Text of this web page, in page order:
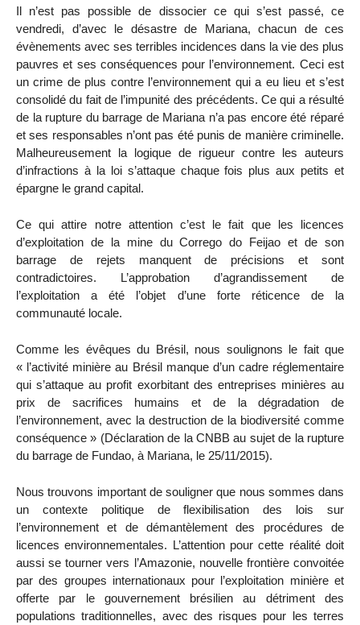
Il n’est pas possible de dissocier ce qui s’est passé, ce
vendredi, d’avec le désastre de Mariana, chacun de ces
évènements avec ses terribles incidences dans la vie des plus
pauvres et ses conséquences pour l’environnement. Ceci est
un crime de plus contre l’environnement qui a eu lieu et s’est
consolidé du fait de l’impunité des précédents. Ce qui a résulté
de la rupture du barrage de Mariana n’a pas encore été réparé
et ses responsables n’ont pas été punis de manière criminelle.
Malheureusement la logique de rigueur contre les auteurs
d’infractions à la loi s’attaque chaque fois plus aux petits et
épargne le grand capital.
Ce qui attire notre attention c’est le fait que les licences
d’exploitation de la mine du Corrego do Feijao et de son
barrage de rejets manquent de précisions et sont
contradictoires. L’approbation d’agrandissement de
l’exploitation a été l’objet d’une forte réticence de la
communauté locale.
Comme les évêques du Brésil, nous soulignons le fait que
« l’activité minière au Brésil manque d’un cadre réglementaire
qui s’attaque au profit exorbitant des entreprises minières au
prix de sacrifices humains et de la dégradation de
l’environnement, avec la destruction de la biodiversité comme
conséquence » (Déclaration de la CNBB au sujet de la rupture
du barrage de Fundao, à Mariana, le 25/11/2015).
Nous trouvons important de souligner que nous sommes dans
un contexte politique de flexibilisation des lois sur
l’environnement et de démantèlement des procédures de
licences environnementales. L’attention pour cette réalité doit
aussi se tourner vers l’Amazonie, nouvelle frontière convoitée
par des groupes internationaux pour l’exploitation minière et
offerte par le gouvernement brésilien au détriment des
populations traditionnelles, avec des risques pour les terres